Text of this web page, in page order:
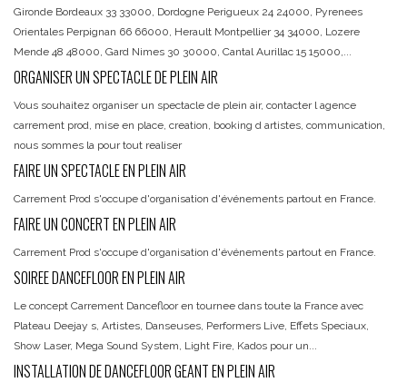
Gironde Bordeaux 33 33000, Dordogne Perigueux 24 24000, Pyrenees
Orientales Perpignan 66 66000, Herault Montpellier 34 34000, Lozere
Mende 48 48000, Gard Nimes 30 30000, Cantal Aurillac 15 15000,...
ORGANISER UN SPECTACLE DE PLEIN AIR
Vous souhaitez organiser un spectacle de plein air, contacter l agence
carrement prod, mise en place, creation, booking d artistes, communication,
nous sommes la pour tout realiser
FAIRE UN SPECTACLE EN PLEIN AIR
Carrement Prod s'occupe d'organisation d'événements partout en France.
FAIRE UN CONCERT EN PLEIN AIR
Carrement Prod s'occupe d'organisation d'événements partout en France.
SOIREE DANCEFLOOR EN PLEIN AIR
Le concept Carrement Dancefloor en tournee dans toute la France avec
Plateau Deejay s, Artistes, Danseuses, Performers Live, Effets Speciaux,
Show Laser, Mega Sound System, Light Fire, Kados pour un...
INSTALLATION DE DANCEFLOOR GEANT EN PLEIN AIR